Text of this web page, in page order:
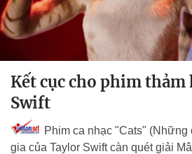
Kết cục cho phim thảm
Swift
Phim ca nhạc "Cats"
gia của Taylor Swift càn quét giải